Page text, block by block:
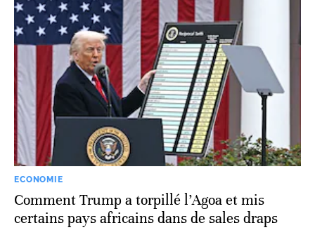
ECONOMIE
Comment Trump a torpillé l’Agoa et mis
certains pays africains dans de sales draps